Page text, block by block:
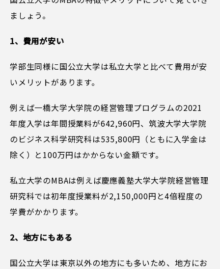
ましょう。
1、費用が安い
学部生同様に国公立大学は私立大学と比べて費用が安
いメリットがあります。
例えば一橋大学大学院の経営管理プログラムの2021
年度入学は年間授業料が642,960円、筑波大学大学院
のビジネス科学研究科は535,800円（ともに入学金は
除く）と100万円はかからない金額です。
私立大学のMBAは例えば慶應義塾大学大学院経営管理
研究科では初年度授業料が2,150,000円と4倍程度の
学費がかかります。
2、地方にもある
国公立大学は東京以外の地方にも多いため、地方にお